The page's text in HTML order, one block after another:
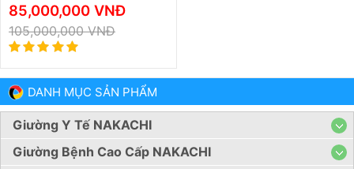
85,000,000 VNĐ
105,000,000 VNĐ
DANH MỤC SẢN PHẨM
Giường Y Tế NAKACHI
Giường Bệnh Cao Cấp NAKACHI